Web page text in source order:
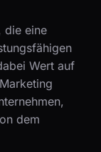
die eine
Wert auf
dem